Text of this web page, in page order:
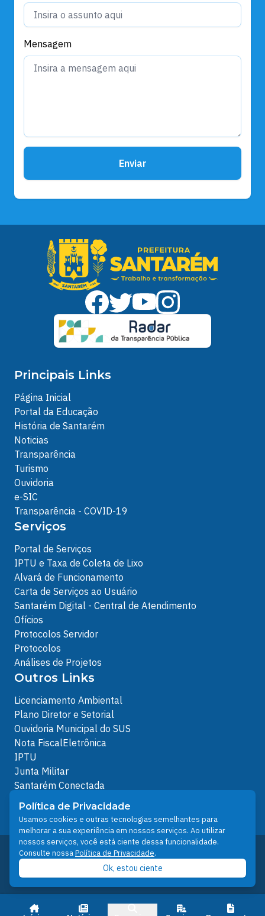
Mensagem
Enviar
Principais Links
Página Inicial
Portal da Educação
História de Santarém
Noticias
Transparência
Turismo
Ouvidoria
e-SIC
Transparência - COVID-19
Serviços
Portal de Serviços
IPTU e Taxa de Coleta de Lixo
Alvará de Funcionamento
Carta de Serviços ao Usuário
Santarém Digital - Central de Atendimento
Ofícios
Protocolos Servidor
Protocolos
Análises de Projetos
Outros Links
Licenciamento Ambiental
Plano Diretor e Setorial
Ouvidoria Municipal do SUS
Nota FiscalEletrônica
IPTU
Junta Militar
Santarém Conectada
Política de Privacidade
People illustrations by Storyset
Desenvolvido pelo Núcleo Técnico de Gestão de
Tecnologia da Informação - NTI
Prefeitura de Santarém © 2026
Política de Privacidade
Usamos cookies e outras tecnologias semelhantes para
melhorar a sua experiência em nossos serviços. Ao utilizar
nossos serviços, você está ciente dessa funcionalidade.
Consulte nossaPolítica de Privacidade.
Ok, estou ciente